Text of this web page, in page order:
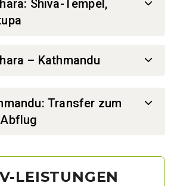
Shiva-Tempel,
– Kathmandu
Transfer zum
LEISTUNGEN